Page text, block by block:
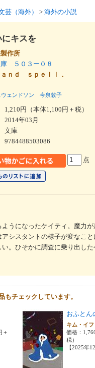
芸（海外） > 海外の小説
キスを
製作所
５０３ー０８
ｎｄ ｓｐｅｌｌ．
ェンドソン
今泉敦子
1,210円（本体1,100円＋税）
2014年03月
文庫
9784488503086
点
うになったケイティ。魔力
シスタントの様子が変なこ
。ひそかに調査に乗り出し
もチェックしています。
＋
おふとん
キム・イ
価格：
税）
【2025年